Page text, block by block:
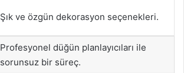
Şık ve özgün dekorasyon seçenekleri.
Profesyonel düğün planlayıcıları ile
sorunsuz bir süreç.